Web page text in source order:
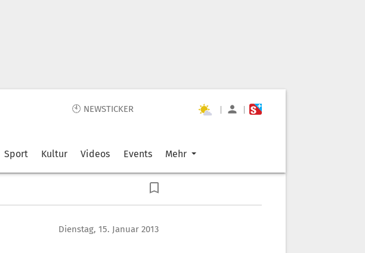
🕙 NEWSTICKER | |
Sport Kultur Videos Events Mehr
Dienstag, 15. Januar 2013